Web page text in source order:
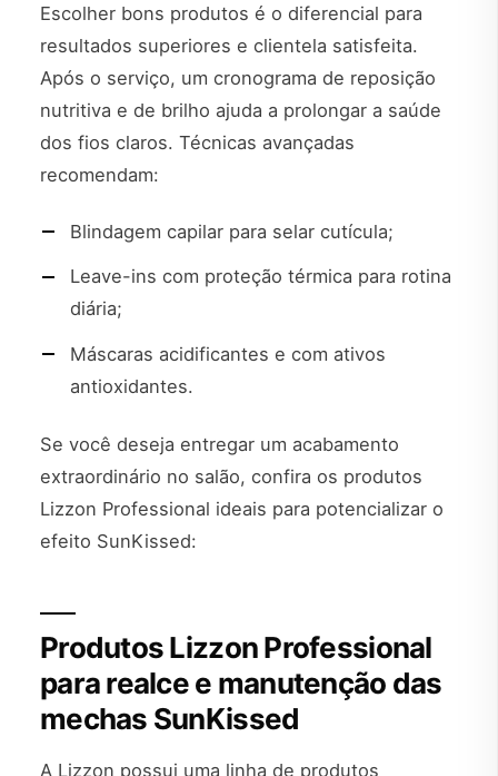
Escolher bons produtos é o diferencial para
resultados superiores e clientela satisfeita.
Após o serviço, um cronograma de reposição
nutritiva e de brilho ajuda a prolongar a saúde
dos fios claros. Técnicas avançadas
recomendam:
Blindagem capilar para selar cutícula;
Leave-ins com proteção térmica para rotina
diária;
Máscaras acidificantes e com ativos
antioxidantes.
Se você deseja entregar um acabamento
extraordinário no salão, confira os produtos
Lizzon Professional ideais para potencializar o
efeito SunKissed:
Produtos Lizzon Professional
para realce e manutenção das
mechas SunKissed
A Lizzon possui uma linha de produtos